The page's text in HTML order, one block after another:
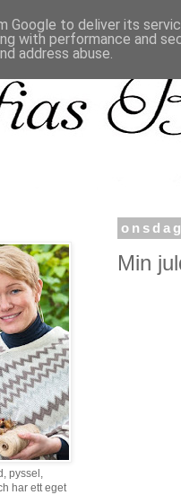
Min
pyssel,
har ett eget
Google to deliver its
with performance and
address abuse.